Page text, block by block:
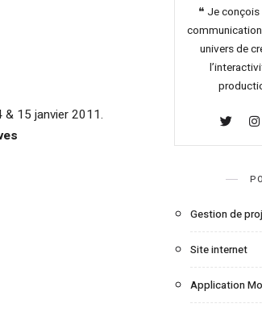
& 15 janvier 2011.
❝ Je
univers de
Gestion de
Site internet
Application